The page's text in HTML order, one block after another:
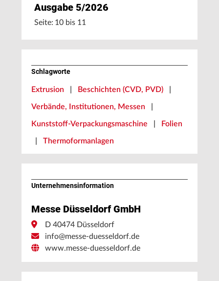
Ausgabe 5/2026
Seite: 10 bis 11
Schlagworte
Extrusion Beschichten (CVD, PVD)
Verbände, Institutionen, Messen
Kunststoff-Verpackungsmaschine Folien
Thermoformanlagen
Unternehmens­information
Messe Düsseldorf GmbH
D 40474 Düsseldorf
info@messe-duesseldorf.de
www.messe-duesseldorf.de